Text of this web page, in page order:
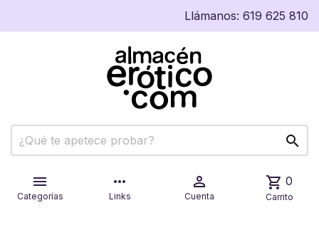
Llámanos: 619 625 810


Categorías
more_horiz
Links

Cuenta
shopping_cart 0
Carrito